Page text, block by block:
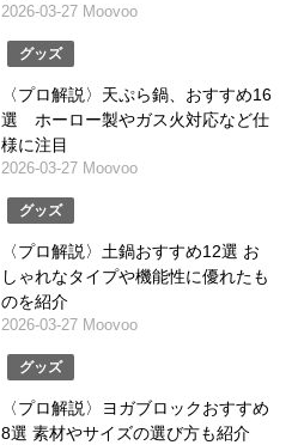
2026-03-27 Moovoo
グッズ
〈プロ解説〉天ぷら鍋、おすすめ16
選 ホーロー製やガス火対応など仕
様に注目
2026-03-27 Moovoo
グッズ
〈プロ解説〉土鍋おすすめ12選 お
しゃれなタイプや機能性に優れたも
のを紹介
2026-03-27 Moovoo
グッズ
〈プロ解説〉ヨガブロックおすすめ
8選 素材やサイズの選び方も紹介